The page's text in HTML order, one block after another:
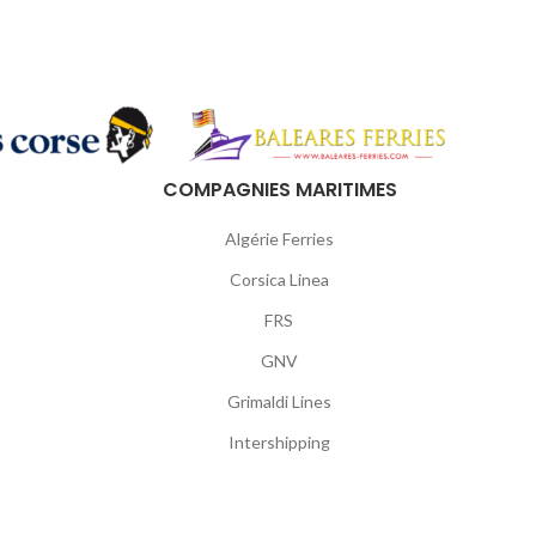
COMPAGNIES MARITIMES
Algérie Ferries
Corsica Linea
FRS
GNV
Grimaldi Lines
Intershipping